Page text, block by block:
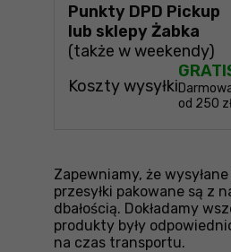
Punkty DPD Pickup
lub sklepy Żabka
(także w weekendy)
Koszty wysyłki
od 250
Zapewniamy, że
przesyłki pakowane są z
dbałością. Dokładamy
produkty były
na czas transportu.